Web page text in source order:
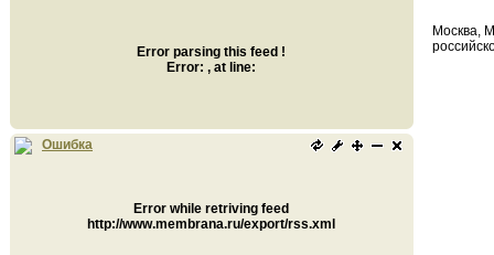
Error parsing this feed !
Error: , at line:
Ошибка
Error while retriving feed
http://www.membrana.ru/export/rss.xml
Москва,